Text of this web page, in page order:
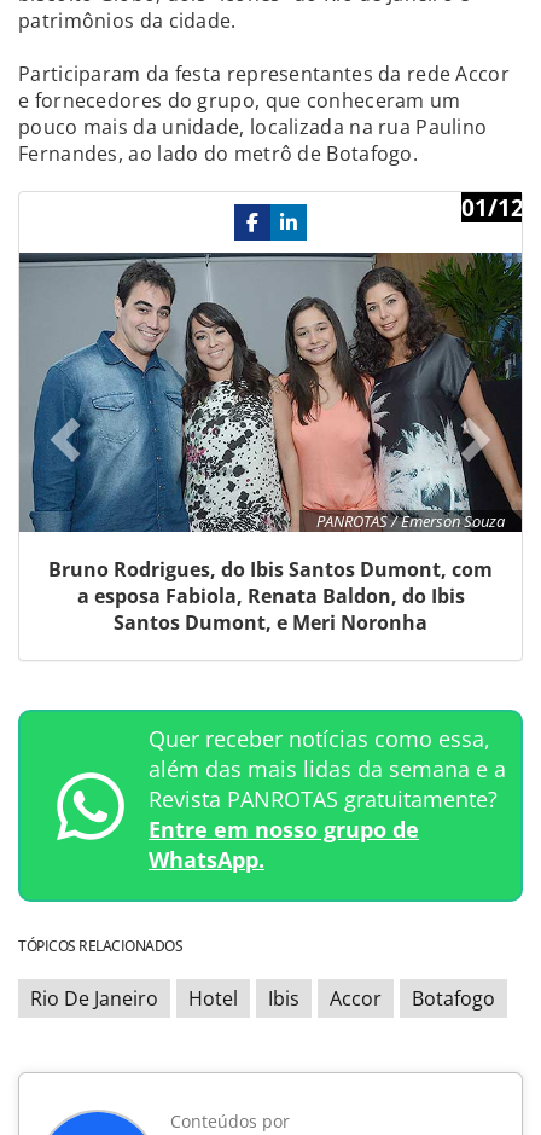
patrimônios da cidade.
Participaram da festa representantes da rede Accor
e fornecedores do grupo, que conheceram um
pouco mais da unidade, localizada na rua Paulino
Fernandes, ao lado do metrô de Botafogo.
PANROTAS / Emerson Souza
01/12
Bruno Rodrigues, do Ibis Santos Dumont, com
a esposa Fabiola, Renata Baldon, do Ibis
Santos Dumont, e Meri Noronha
Previous
Quer receber notícias como essa,
além das mais lidas da semana e a
Revista PANROTAS gratuitamente?
Entre em nosso grupo de
WhatsApp.
TÓPICOS RELACIONADOS
Rio De Janeiro Hotel Ibis Accor Botafogo
Conteúdos por